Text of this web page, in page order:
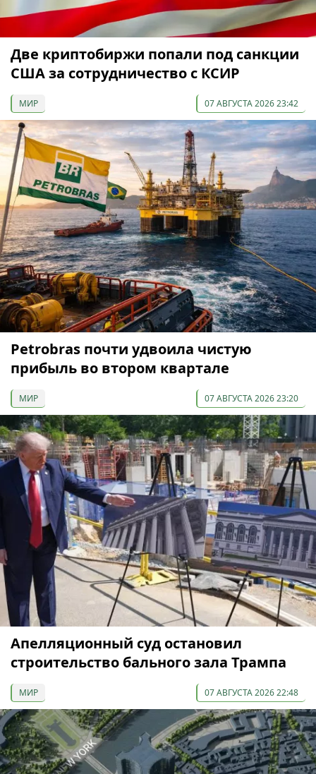
Две криптобиржи попали под санкции
США за сотрудничество с КСИР
МИР 07 АВГУСТА 2026 23:42
Petrobras почти удвоила чистую
прибыль во втором квартале
МИР 07 АВГУСТА 2026 23:20
Апелляционный суд остановил
строительство бального зала Трампа
МИР 07 АВГУСТА 2026 22:48